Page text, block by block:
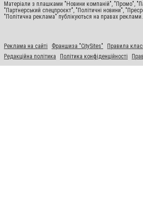
Матеріали з плашками "Новини компаній", "Промо",
"Партнерський спецпроєкт", "Політичні новини",
"Політична реклама" публікуються на правах реклами.
Реклама на сайті Франшиза "CitySites"
Правила
Редакційна політика
Політика конфіденційності